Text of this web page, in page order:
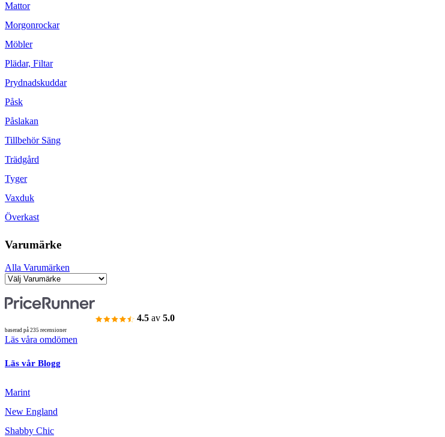
Mattor
Morgonrockar
Möbler
Plädar, Filtar
Prydnadskuddar
Påsk
Påslakan
Tillbehör Säng
Trädgård
Tyger
Vaxduk
Överkast
Varumärke
Alla Varumärken
4.5 av 5.0
baserad på 235 recensioner
Läs våra omdömen
Läs vår Blogg
Marint
New England
Shabby Chic